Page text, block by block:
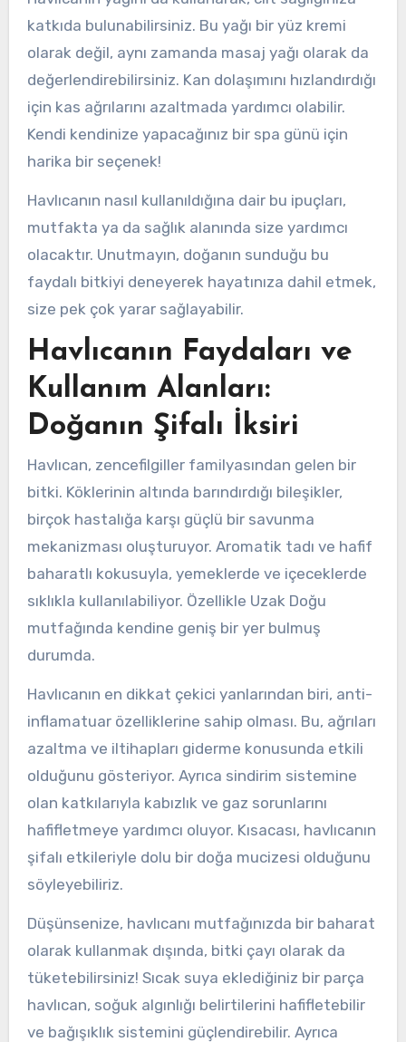
katkıda bulunabilirsiniz. Bu yağı bir yüz kremi
olarak değil, aynı zamanda masaj yağı olarak da
değerlendirebilirsiniz. Kan dolaşımını hızlandırdığı
için kas ağrılarını azaltmada yardımcı olabilir.
Kendi kendinize yapacağınız bir spa günü için
harika bir seçenek!
Havlıcanın nasıl kullanıldığına dair bu ipuçları,
mutfakta ya da sağlık alanında size yardımcı
olacaktır. Unutmayın, doğanın sunduğu bu
faydalı bitkiyi deneyerek hayatınıza dahil etmek,
size pek çok yarar sağlayabilir.
Havlıcanın Faydaları ve
Kullanım Alanları:
Doğanın Şifalı İksiri
Havlıcan, zencefilgiller familyasından gelen bir
bitki. Köklerinin altında barındırdığı bileşikler,
birçok hastalığa karşı güçlü bir savunma
mekanizması oluşturuyor. Aromatik tadı ve hafif
baharatlı kokusuyla, yemeklerde ve içeceklerde
sıklıkla kullanılabiliyor. Özellikle Uzak Doğu
mutfağında kendine geniş bir yer bulmuş
durumda.
Havlıcanın en dikkat çekici yanlarından biri, anti-
inflamatuar özelliklerine sahip olması. Bu, ağrıları
azaltma ve iltihapları giderme konusunda etkili
olduğunu gösteriyor. Ayrıca sindirim sistemine
olan katkılarıyla kabızlık ve gaz sorunlarını
hafifletmeye yardımcı oluyor. Kısacası, havlıcanın
şifalı etkileriyle dolu bir doğa mucizesi olduğunu
söyleyebiliriz.
Düşünsenize, havlıcanı mutfağınızda bir baharat
olarak kullanmak dışında, bitki çayı olarak da
tüketebilirsiniz! Sıcak suya eklediğiniz bir parça
havlıcan, soğuk algınlığı belirtilerini hafifletebilir
ve bağışıklık sistemini güçlendirebilir. Ayrıca